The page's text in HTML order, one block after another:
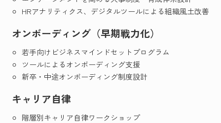
HRアナリティクス、デジタルツールによる組織風土改善
オンボーディング（早期戦力化）
若手向けビジネスマインドセットプログラム
ツールによるオンボーディング支援
新卒・中途オンボーディング制度設計
キャリア自律
階層別キャリア自律ワークショップ